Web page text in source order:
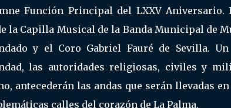
Función Principal del LXXV
la Capilla Musical de la Banda Municipal de
y el Coro Gabriel Fauré de Sevilla.
las autoridades religiosas, civiles y
antecederán las andas que serán llevadas
calles del corazón de La Palma.